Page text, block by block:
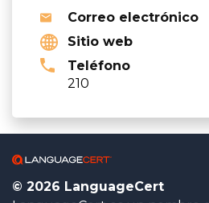
Correo electrónico
Sitio web
Teléfono
210
© 2026 LanguageCert